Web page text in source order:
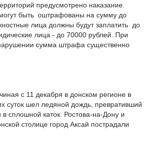
предусмотрено наказание.
быть оштрафованы на сумму до
лица должны будут заплатить до
лица - до 70000 рублей. При
сумма штрафа существенно
с 11 декабря в донском регионе в
суток шел ледяной дождь, превративший
в сплошной каток. Ростова-на-Дону и
столице город Аксай пострадали